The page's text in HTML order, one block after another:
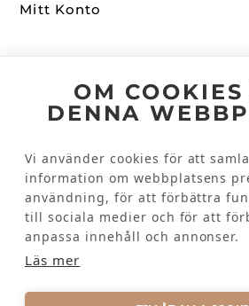
OM
DENNA
Vi använder cookies för att
information om webbplatsens
användning, för att förbättra
till sociala medier och för att
anpassa innehåll och annonser.
Läs mer
Mitt Konto
Facebook
Kundinformation
Kontakta oss
Vanliga frågor